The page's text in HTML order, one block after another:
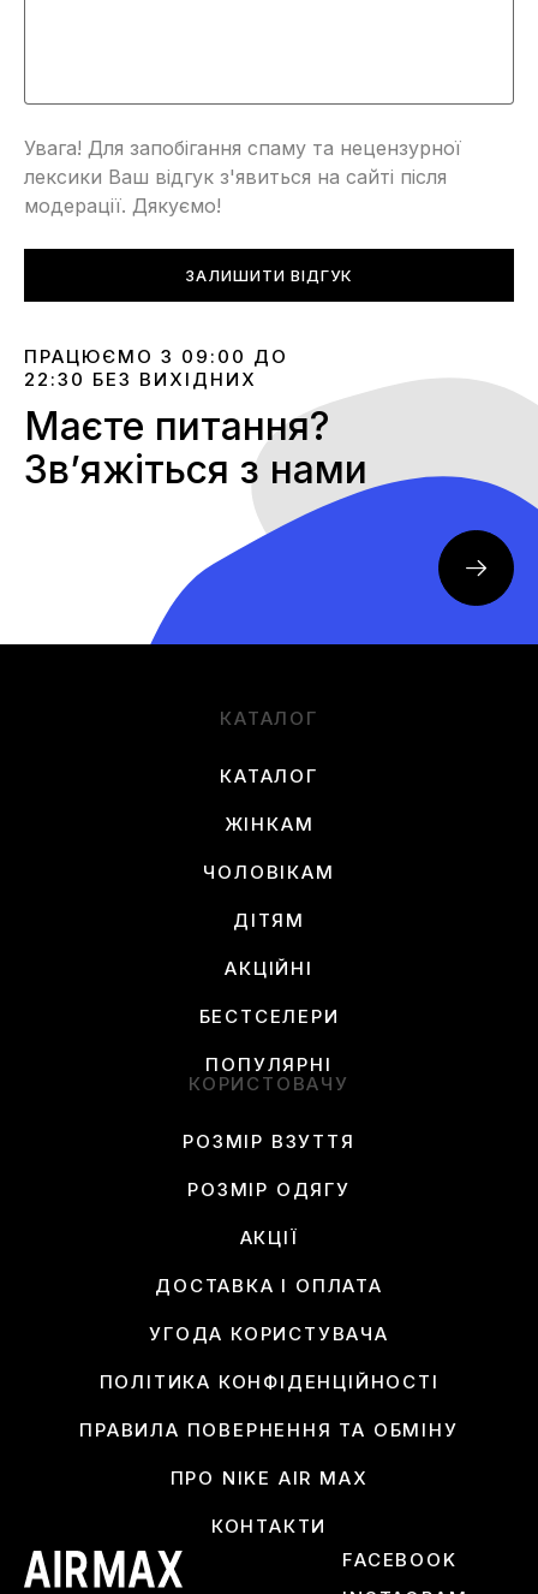
Увага! Для запобігання спаму та нецензурної
лексики Ваш відгук з'явиться на сайті після
модерації. Дякуємо!
ЗАЛИШИТИ ВІДГУК
ПРАЦЮЄМО З 09:00 ДО
22:30 БЕЗ ВИХІДНИХ
Маєте питання?
Звʼяжіться з нами
КАТАЛОГ
КАТАЛОГ
ЖІНКАМ
ЧОЛОВІКАМ
ДІТЯМ
АКЦІЙНІ
БЕСТСЕЛЕРИ
ПОПУЛЯРНІ
КОРИСТОВАЧУ
РОЗМІР ВЗУТТЯ
РОЗМІР ОДЯГУ
АКЦІЇ
ДОСТАВКА І ОПЛАТА
УГОДА КОРИСТУВАЧА
ПОЛІТИКА КОНФІДЕНЦІЙНОСТІ
ПРАВИЛА ПОВЕРНЕННЯ ТА ОБМІНУ
ПРО NIKE AIR MAX
КОНТАКТИ
FACEBOOK